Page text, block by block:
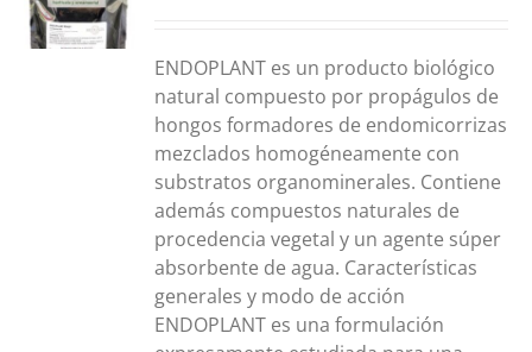
ENDOPLANT es un producto biológico
natural compuesto por propágulos de
hongos formadores de endomicorrizas
mezclados homogéneamente con
substratos organominerales. Contiene
además compuestos naturales de
procedencia vegetal y un agente súper
absorbente de agua. Características
generales y modo de acción
ENDOPLANT es una formulación